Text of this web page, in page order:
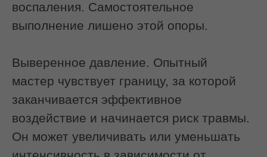
фасциального растяжения
точечного расслабления триггерных
зон
Этап 3. Интероральная проработка
Мастер надевает стерильные перчатки
и аккуратно вводит пальцы в полость
Мышца фиксируется с двух сторон —
изнутри и снаружи.
Происходит мягкое растяжение,